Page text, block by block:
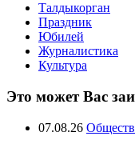
Талдыкорган
Праздник
Юбилей
Журналистика
Культура
Это может Вас
07.08.26